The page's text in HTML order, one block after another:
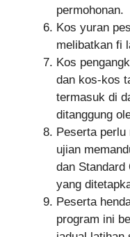
permohonan.
Kos yuran
melibatkan fi
Kos
dan kos-kos
termasuk di
ditanggung
Peserta perlu
ujian
dan Standard
yang
Peserta
program ini